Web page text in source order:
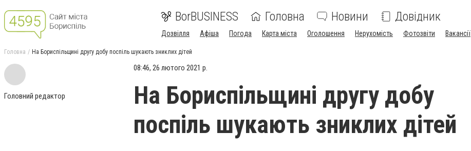
BorBUSINESS Головна Новини Довідник
Дозвілля Афіша Погода Карта міста Оголошення Нерухомість Фотозвіти Вакансії
Головна На Бориспільщині другу добу поспіль шукають зниклих дітей
Головний редактор
08:46, 26 лютого 2021 р.
На Бориспільщині другу добу
поспіль шукають зниклих дітей